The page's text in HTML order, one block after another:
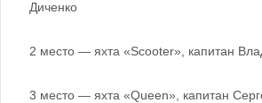
Диченко
2 место — яхта «Scooter», капитан
3 место — яхта «Queen», капитан